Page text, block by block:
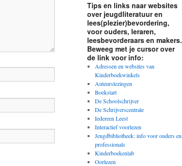
Tips en links naar websites
over jeugdliteratuur en
lees(plezier)bevordering,
voor ouders, leraren,
leesbevorderaars en makers.
Beweeg met je cursor over
de link voor info:
Adressen en websites van
Kinderboekwinkels
Auteurslezingen
Boekstart
De Schoolschrijver
De Schrijverscentrale
Iedereen Leest
Interactief voorlezen
Jeugdbibliotheek: info voor ouders en
professionals
Kinderboekenlab
Oorlezen